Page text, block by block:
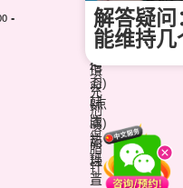
-
(玻
尿
酸)
填
充
剂
溶
脂
针
音
波
(超
声
刀)
韩
版
热
玛
吉
疤
针
维
他
命
(点
滴)
丽
珠
兰
解答疑问
能维持几